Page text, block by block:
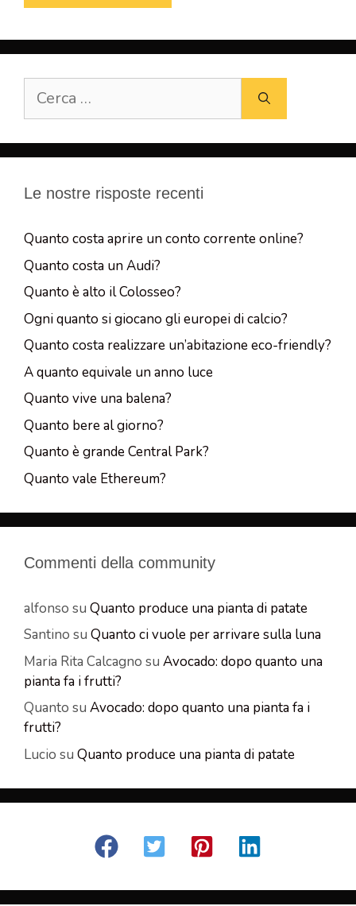
per:
Le nostre risposte recenti
Quanto costa aprire un conto corrente online?
Quanto costa un Audi?
Quanto è alto il Colosseo?
Ogni quanto si giocano gli europei di calcio?
Quanto costa realizzare un’abitazione eco-friendly?
A quanto equivale un anno luce
Quanto vive una balena?
Quanto bere al giorno?
Quanto è grande Central Park?
Quanto vale Ethereum?
Commenti della community
alfonso su Quanto produce una pianta di patate
Santino su Quanto ci vuole per arrivare sulla luna
Maria Rita Calcagno su Avocado: dopo quanto una
pianta fa i frutti?
Quanto su Avocado: dopo quanto una pianta fa i
frutti?
Lucio su Quanto produce una pianta di patate